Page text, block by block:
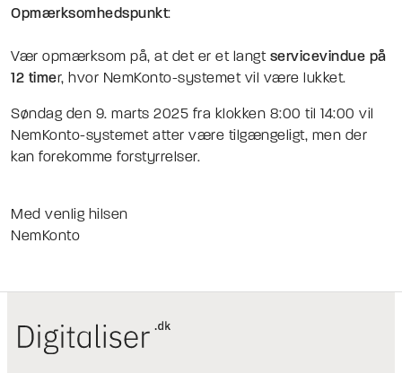
Opmærksomhedspunkt:
Vær opmærksom på, at det er et langt servicevindue på
12 timer, hvor NemKonto-systemet vil være lukket.
Søndag den 9. marts 2025 fra klokken 8:00 til 14:00 vil
NemKonto-systemet atter være tilgængeligt, men der
kan forekomme forstyrrelser.
Med venlig hilsen
NemKonto